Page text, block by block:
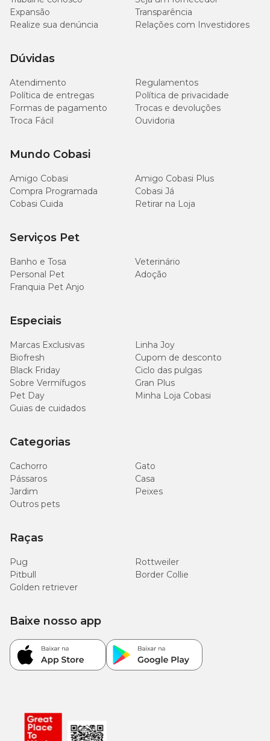
Cálcio (mín.) 2.000mg/kg (0,2%)
Cálcio (máx.)
Fósforo (mín.) 2.000mg/kg
Sódio (mín.) 500mg/kg
Potássio (mín.)
Magnésio (mín.) 98mg/kg (0,0098%)
Taurina (mín.) 615mg/kg
Metionina (mín.)
Sirva 1 lata por dia para gatos adultos de até 4kg.
Adapte a quantidade de acordo com a idade e nível de atividade do
seu gato.
Cada Lata de WHISKAS® Patê equivale a 65g de WHISKAS® Seco
Adulto.
Expansão
Transparência
Realize sua denúncia
Relações com Investidores
Dúvidas
Atendimento
Regulamentos
Política de entregas
Política de privacidade
Formas de pagamento
Trocas e devoluções
Troca Fácil
Ouvidoria
Mundo Cobasi
Amigo Cobasi
Amigo Cobasi Plus
Compra Programada
Cobasi Já
Cobasi Cuida
Retirar na Loja
Serviços Pet
Banho e Tosa
Veterinário
Personal Pet
Adoção
Franquia Pet Anjo
Especiais
Marcas Exclusivas
Linha Joy
Biofresh
Cupom de desconto
Black Friday
Ciclo das pulgas
Sobre Vermífugos
Gran Plus
Pet Day
Minha Loja Cobasi
Guias de cuidados
Categorias
Cachorro
Gato
Pássaros
Casa
Jardim
Peixes
Outros pets
Raças
Pug
Rottweiler
Pitbull
Border Collie
Golden retriever
Baixe nosso app